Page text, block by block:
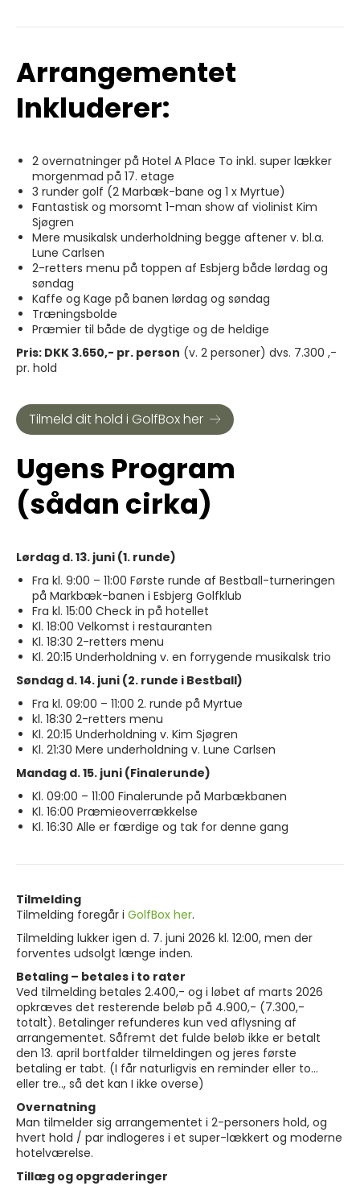
Arrangementet
Inkluderer:
2 overnatninger på Hotel A Place To inkl. super lækker
morgenmad på 17. etage
3 runder golf (2 Marbæk-bane og 1 x Myrtue)
Fantastisk og morsomt 1-man show af violinist Kim
Sjøgren
Mere musikalsk underholdning begge aftener v. bl.a.
Lune Carlsen
2-retters menu på toppen af Esbjerg både lørdag og
søndag
Kaffe og Kage på banen lørdag og søndag
Træningsbolde
Præmier til både de dygtige og de heldige
Pris: DKK 3.650,- pr. person (v. 2 personer) dvs. 7.300 ,-
pr. hold
Tilmeld dit hold i GolfBox her
Ugens Program
(sådan cirka)
Lørdag d. 13. juni (1. runde)
Fra kl. 9:00 – 11:00 Første runde af Bestball-turneringen
på Markbæk-banen i Esbjerg Golfklub
Fra kl. 15:00 Check in på hotellet
Kl. 18:00 Velkomst i restauranten
Kl. 18:30 2-retters menu
Kl. 20:15 Underholdning v. en forrygende musikalsk trio
Søndag d. 14. juni (2. runde i Bestball)
Fra kl. 09:00 – 11:00 2. runde på Myrtue
kl. 18:30 2-retters menu
Kl. 20:15 Underholdning v. Kim Sjøgren
Kl. 21:30 Mere underholdning v. Lune Carlsen
Mandag d. 15. juni (Finalerunde)
Kl. 09:00 – 11:00 Finalerunde på Marbækbanen
Kl. 16:00 Præmieoverrækkelse
Kl. 16:30 Alle er færdige og tak for denne gang
Tilmelding
Tilmelding foregår i GolfBox her.
Tilmelding lukker igen d. 7. juni 2026 kl. 12:00, men der
forventes udsolgt længe inden.
Betaling – betales i to rater
Ved tilmelding betales 2.400,- og i løbet af marts 2026
opkræves det resterende beløb på 4.900,- (7.300,-
totalt). Betalinger refunderes kun ved aflysning af
arrangementet. Såfremt det fulde beløb ikke er betalt
den 13. april bortfalder tilmeldingen og jeres første
betaling er tabt. (I får naturligvis en reminder eller to…
eller tre.., så det kan I ikke overse)
Overnatning
Man tilmelder sig arrangementet i 2-personers hold, og
hvert hold / par indlogeres i et super-lækkert og moderne
hotelværelse.
Tillæg og opgraderinger